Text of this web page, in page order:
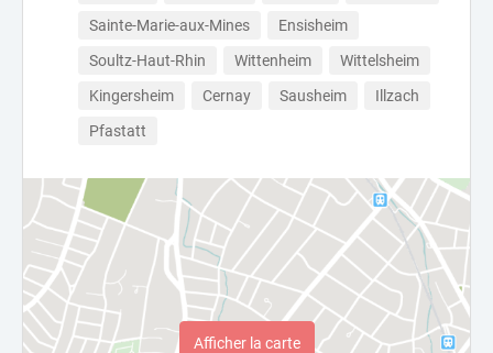
Sainte-Marie-aux-Mines
Ensisheim
Soultz-Haut-Rhin
Wittenheim
Wittelsheim
Kingersheim
Cernay Sausheim
Illzach
Pfastatt
Afficher la carte